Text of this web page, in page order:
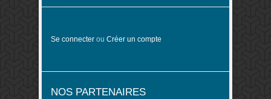
Se connecter ou Créer un compte
NOS PARTENAIRES